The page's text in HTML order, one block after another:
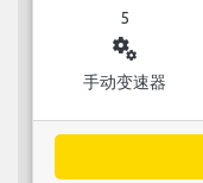
5
miscellaneous_services
手动变速器